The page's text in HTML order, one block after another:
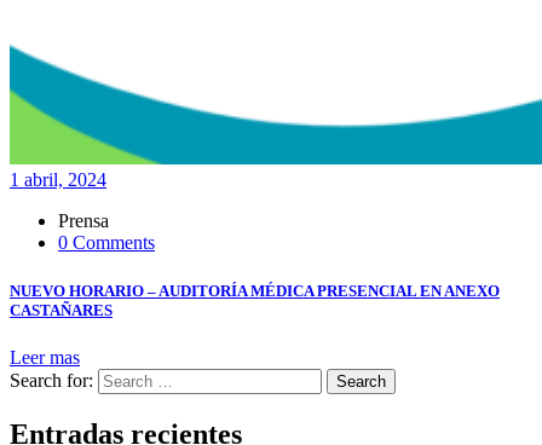
1 abril, 2024
Prensa
0 Comments
NUEVO HORARIO – AUDITORÍA MÉDICA PRESENCIAL EN ANEXO
CASTAÑARES
Leer mas
Search for:
Search
Entradas recientes